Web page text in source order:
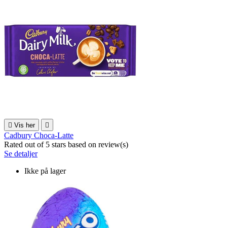
 Vis her 
Cadbury Choca-Latte
Rated out of 5 stars based on review(s)
Se detaljer
Ikke på lager